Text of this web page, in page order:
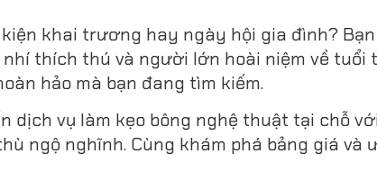
khai trương hay ngày hội gia đình?
thích thú và người lớn hoài niệm về tuổi
hảo mà bạn đang tìm kiếm.
dịch vụ làm kẹo bông nghệ thuật tại chỗ
ngộ nghĩnh. Cùng khám phá bảng giá và